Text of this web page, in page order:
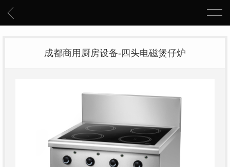
成都商用厨房设备-四头电磁煲仔炉